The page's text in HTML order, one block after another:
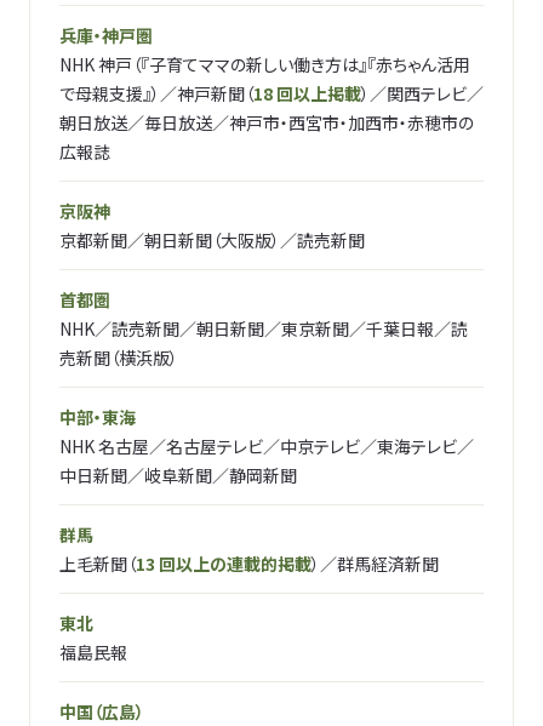
兵庫・神戸圏
NHK 神戸（『子育てママの新しい働き方は』『赤ちゃん活用
で母親支援』）／神戸新聞（18 回以上掲載）／関西テレビ／
朝日放送／毎日放送／神戸市・西宮市・加西市・赤穂市の
広報誌
京阪神
京都新聞／朝日新聞（大阪版）／読売新聞
首都圏
NHK／読売新聞／朝日新聞／東京新聞／千葉日報／読
売新聞（横浜版）
中部・東海
NHK 名古屋／名古屋テレビ／中京テレビ／東海テレビ／
中日新聞／岐阜新聞／静岡新聞
群馬
上毛新聞（13 回以上の連載的掲載）／群馬経済新聞
東北
福島民報
中国（広島）